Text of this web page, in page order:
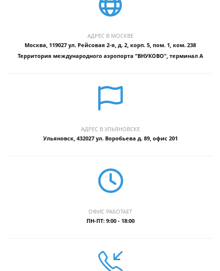
АДРЕС В МОСКВЕ
Москва, 119027 ул. Рейсовая 2-я, д. 2, корп. 5, пом. 1, ком. 238
Территория международного аэропорта "ВНУКОВО", терминал А
АДРЕС В УЛЬЯНОВСКЕ
Ульяновск, 432027 ул. Воробьева д. 89, офис 201
ОФИС РАБОТАЕТ
ПН-ПТ: 9:00 - 18:00